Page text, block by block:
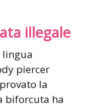
illegale
lingua
piercer
la
biforcuta ha